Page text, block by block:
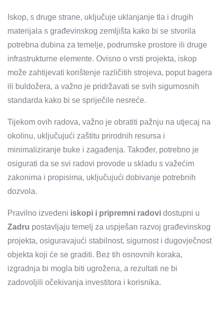
Iskop, s druge strane, uključuje uklanjanje tla i drugih
materijala s građevinskog zemljišta kako bi se stvorila
potrebna dubina za temelje, podrumske prostore ili druge
infrastrukturne elemente. Ovisno o vrsti projekta, iskop
može zahtijevati korištenje različitih strojeva, poput bagera
ili buldožera, a važno je pridržavati se svih sigurnosnih
standarda kako bi se spriječile nesreće.
Tijekom ovih radova, važno je obratiti pažnju na utjecaj na
okolinu, uključujući zaštitu prirodnih resursa i
minimaliziranje buke i zagađenja. Također, potrebno je
osigurati da se svi radovi provode u skladu s važećim
zakonima i propisima, uključujući dobivanje potrebnih
dozvola.
Pravilno izvedeni iskopi i pripremni radovi dostupni u
Zadru postavljaju temelj za uspješan razvoj građevinskog
projekta, osiguravajući stabilnost, sigurnost i dugovječnost
objekta koji će se graditi. Bez tih osnovnih koraka,
izgradnja bi mogla biti ugrožena, a rezultati ne bi
zadovoljili očekivanja investitora i korisnika.